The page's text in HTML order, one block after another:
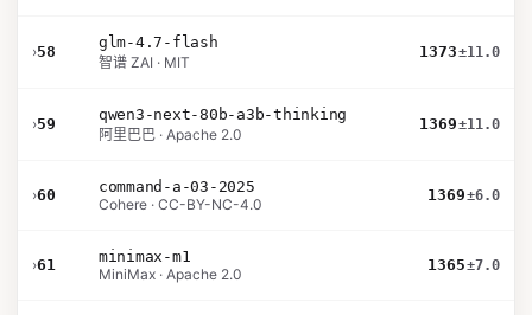
›58
glm-4.7-flash
智谱 ZAI · MIT
1373±11.0
›59
qwen3-next-80b-a3b-thinking
阿里巴巴 · Apache 2.0
1369±11.0
›60
command-a-03-2025
Cohere · CC-BY-NC-4.0
1369±6.0
›61
minimax-m1
MiniMax · Apache 2.0
1365±7.0